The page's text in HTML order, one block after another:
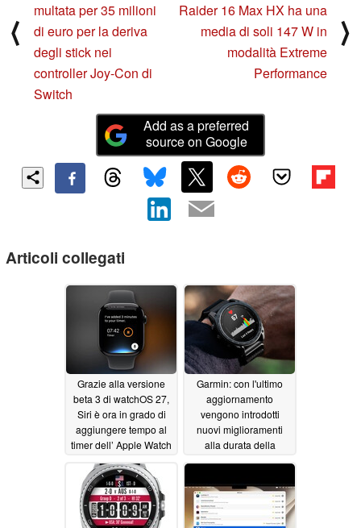
⟨
multata per 35 milioni
di euro per la deriva
degli stick nei
controller Joy-Con di
Switch
Raider 16 Max HX ha una
media di soli 147 W in
modalità Extreme
Performance
⟩
Add as a preferred
source on Google
Articoli collegati
Grazie alla versione
beta 3 di watchOS 27,
Siri è ora in grado di
aggiungere tempo al
timer dell’ Apple Watch
07/09/2026
Garmin: con l'ultimo
aggiornamento
vengono introdotti
nuovi miglioramenti
alla durata della
alta06/15/2026